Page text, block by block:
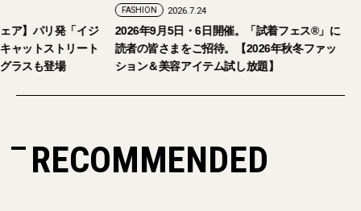
ア】パリ発「イジ
ャットストリート
ラスも登場
FASHION 2026.7.24
2026年9月5日・6日開催。「試着フェス®︎」に
読者の皆さまをご招待。【2026年秋冬ファッ
ション＆美容アイテム試し放題】
RECOMMENDED